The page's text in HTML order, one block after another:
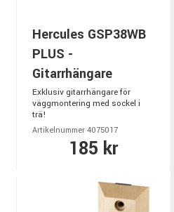
Hercules GSP38WB
PLUS -
Gitarrhängare
Exklusiv gitarrhängare för
väggmontering med sockel i
trä!
Artikelnummer 4075017
185 kr